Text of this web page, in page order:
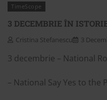
TimeScope
3 DECEMBRIE ÎN
Cristina Stefanescu 3
3 decembrie – National
– National Say Yes to the